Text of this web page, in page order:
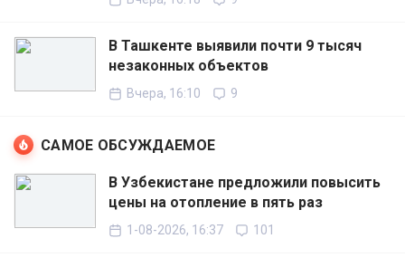
В Ташкенте выявили почти 9 тысяч
незаконных объектов
Вчера, 16:10 9
САМОЕ ОБСУЖДАЕМОЕ
В Узбекистане предложили повысить
цены на отопление в пять раз
1-08-2026, 16:37 101